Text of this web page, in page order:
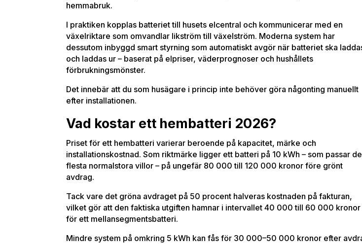
hemmabruk.
I praktiken kopplas batteriet till husets elcentral och kommunicerar med en
växelriktare som omvandlar likström till växelström. Moderna system har
dessutom inbyggd smart styrning som automatiskt avgör när batteriet ska
och laddas ur – baserat på elpriser, väderprognoser och hushållets
förbrukningsmönster.
Det innebär att du som husägare i princip inte behöver göra någonting manuellt
efter installationen.
Vad kostar ett hembatteri 2026?
Priset för ett hembatteri varierar beroende på kapacitet, märke och
installationskostnad. Som riktmärke ligger ett batteri på 10 kWh – som passar de
flesta normalstora villor – på ungefär 80 000 till 120 000 kronor före grönt
avdrag.
Tack vare det gröna avdraget på 50 procent halveras kostnaden på fakturan,
vilket gör att den faktiska utgiften hamnar i intervallet 40 000 till 60 000 kronor
för ett mellansegmentsbatteri.
Mindre system på omkring 5 kWh kan fås för 30 000–50 000 kronor efter